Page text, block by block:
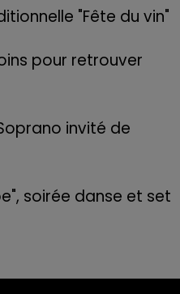
"Fête du vin"
pour retrouver
invité de
soirée danse et set